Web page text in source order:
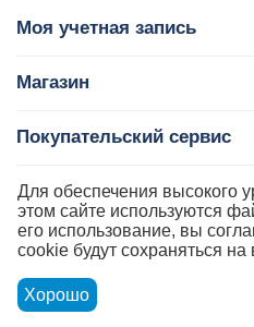
Моя учетная запись
Магазин
Покупательский сервис
Контакты
Для обеспечения высокого
этом сайте используются
его использование, вы
cookie будут сохраняться
Хорошо